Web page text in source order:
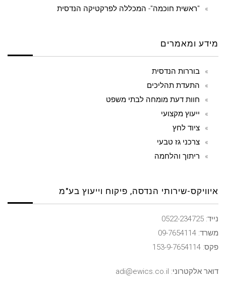
"ראשית חוכמה"- המכללה לפרקטיקה הנדסית
מידע ומאמרים
בוררות הנדסית
התעדת תהליכים
חוות דעת מומחה לבתי משפט
ייעוץ מקצועי
ציוד לחץ
צרכני גז טבעי
ריתוך והלחמה
איוויקס-שירותי הנדסה, פיקוח וייעוץ בע"מ
נייד: 0522-234725
משרד: 09-7654114
פקס: 153-9-7654114
דואר אלקטרוני: adi@ewics.co.il